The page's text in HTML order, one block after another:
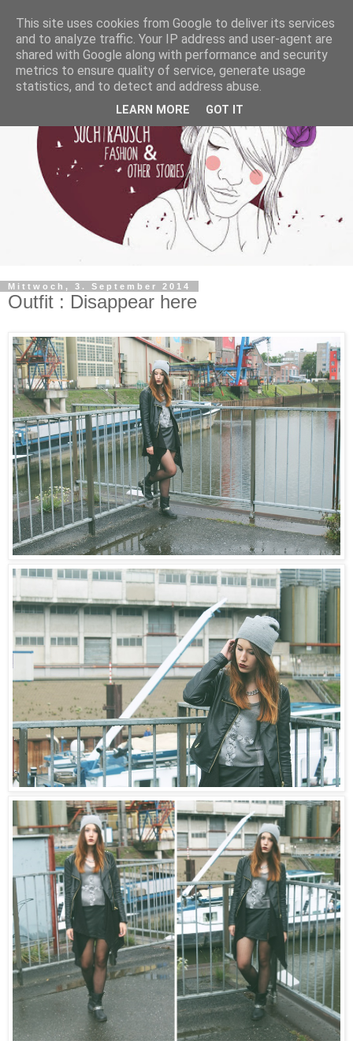
Mittwoch, 3. September 2014
Outfit : Disappear here
This site uses cookies from Google to deliver its services
and to analyze traffic. Your IP address and user-agent are
shared with Google along with performance and security
metrics to ensure quality of service, generate usage
statistics, and to detect and address abuse.
LEARN MORE GOT IT